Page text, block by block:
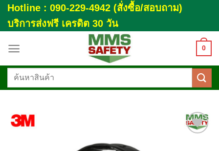
Skip
to
content
Hotline : 090-229-4942 (สั่งซื้อ/สอบถาม)
บริการส่งฟรี เครดิต 30 วัน
0
ค้นหา: